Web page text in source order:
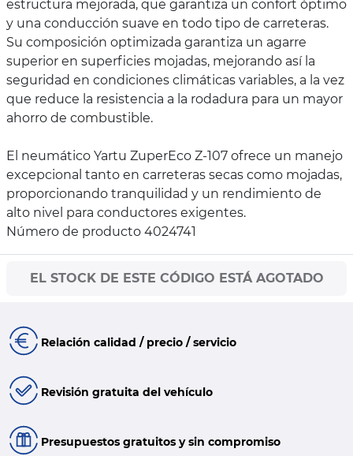
estructura mejorada, que garantiza un confort óptimo
y una conducción suave en todo tipo de carreteras.
Su composición optimizada garantiza un agarre
superior en superficies mojadas, mejorando así la
seguridad en condiciones climáticas variables, a la vez
que reduce la resistencia a la rodadura para un mayor
ahorro de combustible.
El neumático Yartu ZuperEco Z-107 ofrece un manejo
excepcional tanto en carreteras secas como mojadas,
proporcionando tranquilidad y un rendimiento de
alto nivel para conductores exigentes.
Número de producto 4024741
EL STOCK DE ESTE CÓDIGO ESTÁ AGOTADO
Relación calidad / precio / servicio
Revisión gratuita del vehículo
Presupuestos gratuitos y sin compromiso